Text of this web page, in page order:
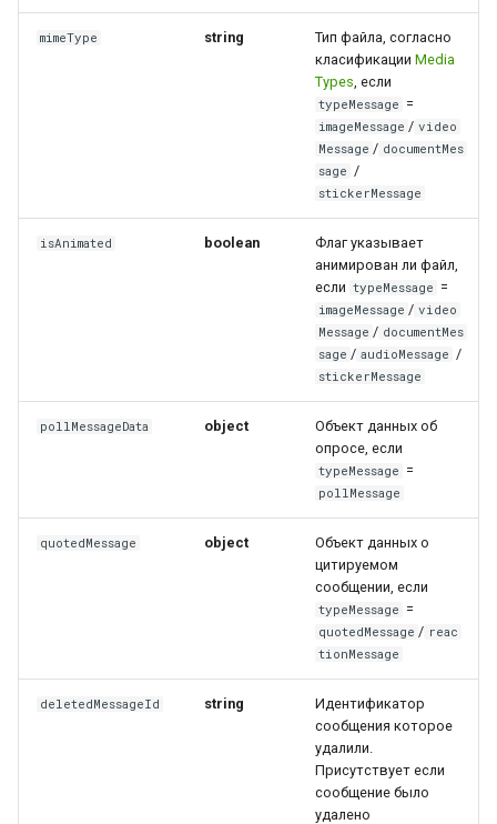
mimeType string
Тип файла, согласно
класификации Media
Types , если
typeMessage =
imageMessage / video
Message / documentMes
sage /
stickerMessage
isAnimated boolean
Флаг указывает
анимирован ли файл,
если typeMessage =
imageMessage / video
Message / documentMes
sage / audioMessage /
stickerMessage
pollMessageData object
Объект данных об
опросе, если
typeMessage =
pollMessage
quotedMessage object
Объект данных о
цитируемом
сообщении, если
typeMessage =
quotedMessage / reac
tionMessage
deletedMessageId string
Идентификатор
сообщения которое
удалили.
Присутствует если
сообщение было
удалено